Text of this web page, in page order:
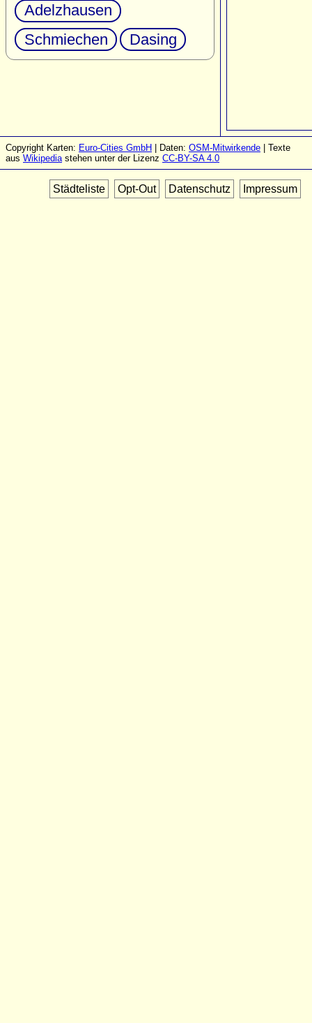
Adelzhausen
Schmiechen
Dasing
Copyright Karten: Euro-Cities GmbH | Daten: OSM-Mitwirkende | Texte
aus Wikipediastehen unter der Lizenz CC-BY-SA 4.0
Städteliste Opt-Out Datenschutz Impressum